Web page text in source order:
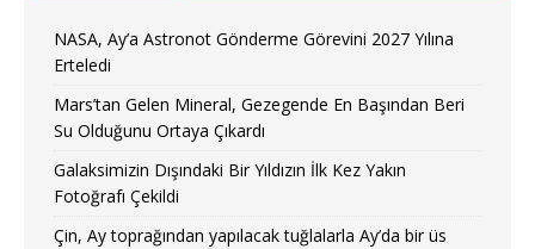
NASA, Ay’a Astronot Gönderme Görevini 2027 Yılına
Erteledi
Mars’tan Gelen Mineral, Gezegende En Başından Beri
Su Olduğunu Ortaya Çıkardı
Galaksimizin Dışındaki Bir Yıldızın İlk Kez Yakın
Fotoğrafı Çekildi
Çin, Ay toprağından yapılacak tuğlalarla Ay’da bir üs